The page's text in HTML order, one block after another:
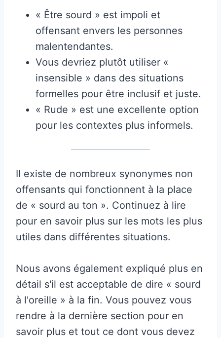
« Être sourd » est impoli et
offensant envers les personnes
malentendantes.
Vous devriez plutôt utiliser «
insensible » dans des situations
formelles pour être inclusif et juste.
« Rude » est une excellente option
pour les contextes plus informels.
Il existe de nombreux synonymes non
offensants qui fonctionnent à la place
de « sourd au ton ». Continuez à lire
pour en savoir plus sur les mots les plus
utiles dans différentes situations.
Nous avons également expliqué plus en
détail s'il est acceptable de dire « sourd
à l'oreille » à la fin. Vous pouvez vous
rendre à la dernière section pour en
savoir plus et tout ce dont vous devez